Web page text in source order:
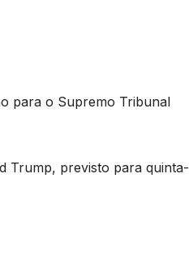
para o Supremo Tribunal
Trump, previsto para quinta-